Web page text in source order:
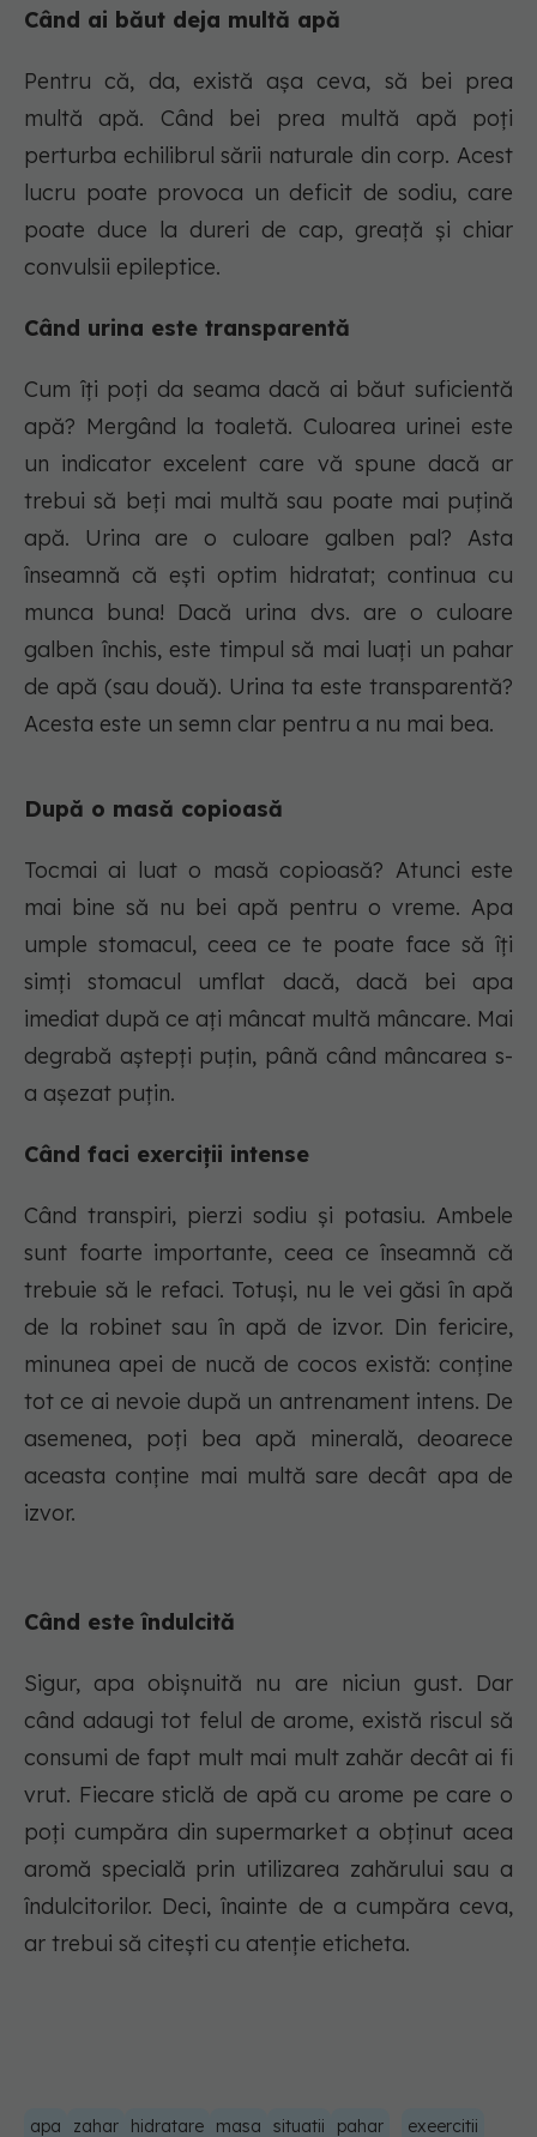
Când ai băut deja multă apă
Pentru că, da, există așa ceva, să bei prea
multă apă. Când bei prea multă apă poți
perturba echilibrul sării naturale din corp. Acest
lucru poate provoca un deficit de sodiu, care
poate duce la dureri de cap, greață și chiar
convulsii epileptice.
Când urina este transparentă
Cum îți poți da seama dacă ai băut suficientă
apă? Mergând la toaletă. Culoarea urinei este
un indicator excelent care vă spune dacă ar
trebui să beți mai multă sau poate mai puțină
apă. Urina are o culoare galben pal? Asta
înseamnă că ești optim hidratat; continua cu
munca buna! Dacă urina dvs. are o culoare
galben închis, este timpul să mai luați un pahar
de apă (sau două). Urina ta este transparentă?
Acesta este un semn clar pentru a nu mai bea.
După o masă copioasă
Tocmai ai luat o masă copioasă? Atunci este
mai bine să nu bei apă pentru o vreme. Apa
umple stomacul, ceea ce te poate face să îți
simți stomacul umflat dacă, dacă bei apa
imediat după ce ați mâncat multă mâncare. Mai
degrabă aștepți puțin, până când mâncarea s-
a așezat puțin.
Când faci exerciții intense
Când transpiri, pierzi sodiu și potasiu. Ambele
sunt foarte importante, ceea ce înseamnă că
trebuie să le refaci. Totuși, nu le vei găsi în apă
de la robinet sau în apă de izvor. Din fericire,
minunea apei de nucă de cocos există: conține
tot ce ai nevoie după un antrenament intens. De
asemenea, poți bea apă minerală, deoarece
aceasta conține mai multă sare decât apa de
izvor.
Când este îndulcită
Sigur, apa obișnuită nu are niciun gust. Dar
când adaugi tot felul de arome, există riscul să
consumi de fapt mult mai mult zahăr decât ai fi
vrut. Fiecare sticlă de apă cu arome pe care o
poți cumpăra din supermarket a obținut acea
aromă specială prin utilizarea zahărului sau a
îndulcitorilor. Deci, înainte de a cumpăra ceva,
ar trebui să citești cu atenție eticheta.
apa zahar hidratare masa situatii pahar exeercitii